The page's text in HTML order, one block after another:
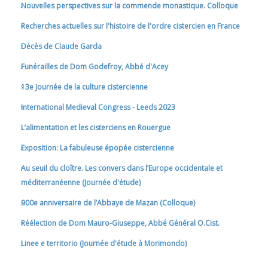
Nouvelles perspectives sur la commende monastique. Colloque
Recherches actuelles sur l'histoire de l'ordre cistercien en France
Décès de Claude Garda
Funérailles de Dom Godefroy, Abbé d'Acey
13e Journée de la culture cistercienne
International Medieval Congress - Leeds 2023
L’alimentation et les cisterciens en Rouergue
Exposition: La fabuleuse épopée cistercienne
Au seuil du cloître. Les convers dans l’Europe occidentale et
méditerranéenne (Journée d'étude)
900e anniversaire de l’Abbaye de Mazan (Colloque)
Réélection de Dom Mauro-Giuseppe, Abbé Général O.Cist.
Linee e territorio (Journée d'étude à Morimondo)